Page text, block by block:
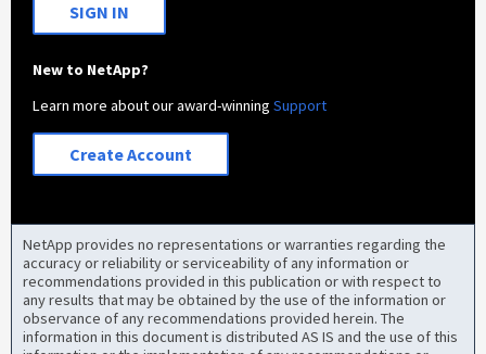
SIGN IN
New to NetApp?
Learn more about our award-winningSupport
Create Account
NetApp provides no representations or warranties regarding the
accuracy or reliability or serviceability of any information or
recommendations provided in this publication or with respect to
any results that may be obtained by the use of the information or
observance of any recommendations provided herein. The
information in this document is distributed AS IS and the use of this